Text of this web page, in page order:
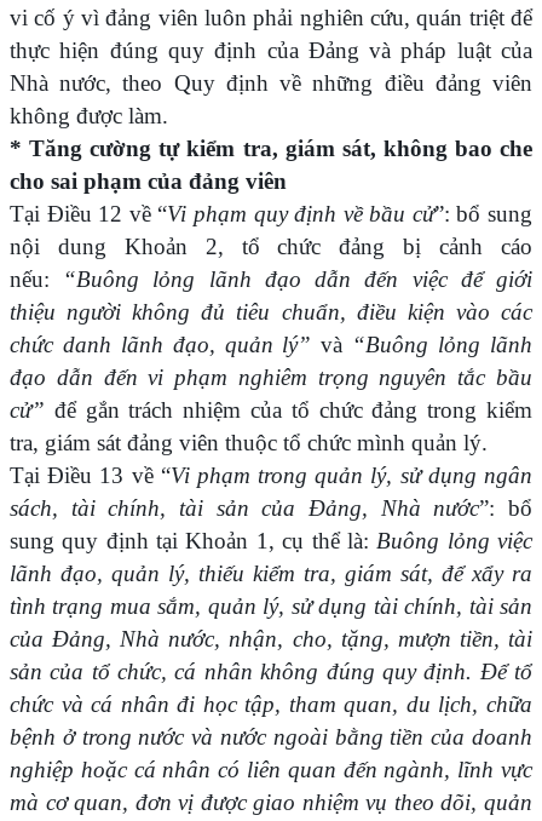
vi cố ý vì đảng viên luôn phải nghiên cứu, quán triệt để
thực hiện đúng quy định của Đảng và pháp luật của
Nhà nước, theo Quy định về những điều đảng viên
không được làm.
* Tăng cường tự kiểm tra, giám sát, không bao che
cho sai phạm của đảng viên
Tại Điều 12 về “Vi phạm quy định về bầu cử”: bổ sung
nội dung Khoản 2, tổ chức đảng bị cảnh cáo
nếu: “Buông lỏng lãnh đạo dẫn đến việc để giới
thiệu người không đủ tiêu chuẩn, điều kiện vào các
chức danh lãnh đạo, quản lý” và “Buông lỏng lãnh
đạo dẫn đến vi phạm nghiêm trọng nguyên tắc bầu
cử” để gắn trách nhiệm của tổ chức đảng trong kiểm
tra, giám sát đảng viên thuộc tổ chức mình quản lý.
Tại Điều 13 về “Vi phạm trong quản lý, sử dụng ngân
sách, tài chính, tài sản của Đảng, Nhà nước”: bổ
sung quy định tại Khoản 1, cụ thể là:Buông lỏng việc
lãnh đạo, quản lý, thiếu kiểm tra, giám sát, để xẩy ra
tình trạng mua sắm, quản lý, sử dụng tài chính, tài sản
của Đảng, Nhà nước, nhận, cho, tặng, mượn tiền, tài
sản của tổ chức, cá nhân không đúng quy định. Để tổ
chức và cá nhân đi học tập, tham quan, du lịch, chữa
bệnh ở trong nước và nước ngoài bằng tiền của doanh
nghiệp hoặc cá nhân có liên quan đến ngành, lĩnh vực
mà cơ quan, đơn vị được giao nhiệm vụ theo dõi, quản